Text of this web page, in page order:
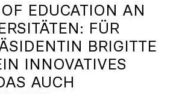
EDUCATION AN
FÜR
BRIGITTE
INNOVATIVES
AUCH